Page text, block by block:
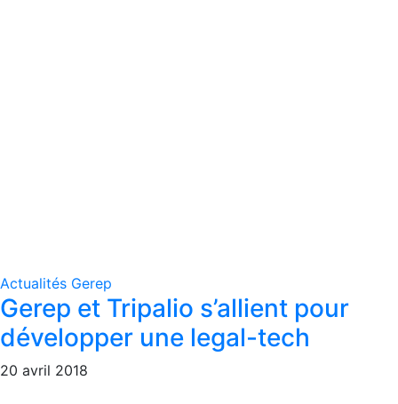
Actualités Gerep
Gerep et Tripalio s’allient pour
développer une legal-tech
20 avril 2018